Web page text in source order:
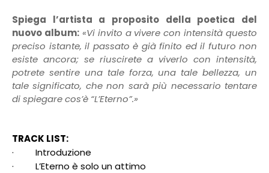
Spiega l’artista a proposito della poetica del
nuovo album:«Vi invito a vivere con intensità questo
preciso istante, il passato è già finito ed il futuro non
esiste ancora; se riuscirete a viverlo con intensità,
potrete sentire una tale forza, una tale bellezza, un
tale significato, che non sarà più necessario tentare
di spiegare cos’è “L’Eterno”.»
TRACK LIST:
·
Introduzione
·
L’Eterno è solo un attimo